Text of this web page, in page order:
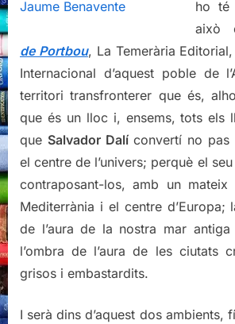
ho té
això
de Portbou, La Temerària
Internacional d’aquest poble de
territori transfronterer que és,
que és un lloc i, ensems, tots els
que Salvador Dalíconvertí no pas
el centre de l’univers; perquè el
contraposant-los, amb un
Mediterrània i el centre
de l’aura de la nostra mar
l’ombra de l’aura de les ciutats
grisos i embastardits.
I serà dins d’aquest dos ambients,